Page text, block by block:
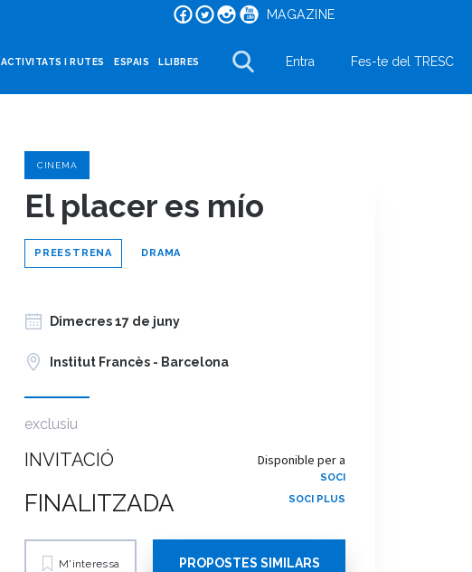
MAGAZINE
ACTIVITATS I RUTES ESPAIS LLIBRES Entra Fes-te del TRESC
CINEMA
El placer es mío
PREESTRENA DRAMA
Dimecres 17 de juny
Institut Francès - Barcelona
exclusiu
INVITACIÓ
FINALITZADA
Disponible per a
SOCI
SOCI PLUS
M'interessa PROPOSTES SIMILARS